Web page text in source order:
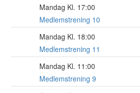
Mandag Kl. 17:00
Medlemstrening 10
Mandag Kl. 18:00
Medlemstrening 11
Mandag Kl. 11:00
Medlemstrening 9